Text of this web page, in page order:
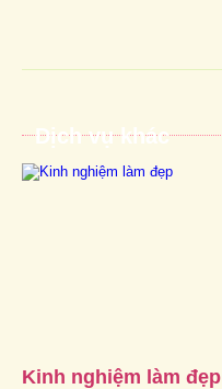
Dịch vụ khác
Kinh nghiệm làm đẹp